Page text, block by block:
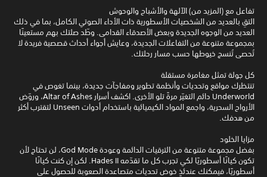
تفاعل مع (المزيد من) الآلهة والأشباح والوحوش
التقِ بالعديد من الشخصيات الأسطورية ذات الأداء الصوتي الكامل، بما في ذلك
العديد من الوجوه الجديدة وبعض الأصدقاء القدامى. وطّد صلتك بهم مستعينًا
بمجموعة متنوعة من التفاعلات الجديدة، وعايش أجواء أحداث قصصية فريدة لا
تُحصى تُنسج خيوطها حسب مسار رحلتك.
كل جولة تمثل مغامرة مستقلة
تنتظرك مواقع وتحديات وأنظمة تطوير ومفاجآت جديدة، بينما تغوص في
Underworld دائم التغيّر مرةً تلو الأخرى. اكشف أسرار Altar of Ashes، وروّض
الأرواح السحرية، واجمع المواد الكيميائية باستخدام أدوات Unseen لتقترب أكثر
من هدفك.
مزايا الخلود
بفضل مجموعة متنوعة من الترقيات الدائمة وعودة God Mode، لن تحتاج لأن
تكون كيانًا أسطوريًا لكي تجرب كل ما تقدّمه Hades II. لكن إن كنت كيانًا
أسطوريًا، فيمكنك عندئذٍ خوض تحديات متصاعدة الصعوبة للحصول على